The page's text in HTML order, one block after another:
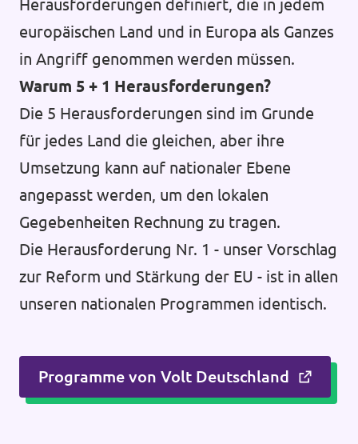
Jetzt Spenden!
Transparenz
Datenschutz
Impressum
Herausforderungen definiert, die in jedem
europäischen Land und in Europa als Ganzes
in Angriff genommen werden müssen.
Warum 5 + 1 Herausforderungen?
Die 5 Herausforderungen sind im Grunde
für jedes Land die gleichen, aber ihre
Umsetzung kann auf nationaler Ebene
angepasst werden, um den lokalen
Gegebenheiten Rechnung zu tragen.
Die Herausforderung Nr. 1 - unser Vorschlag
zur Reform und Stärkung der EU - ist in allen
unseren nationalen Programmen identisch.
Programme von Volt Deutschland